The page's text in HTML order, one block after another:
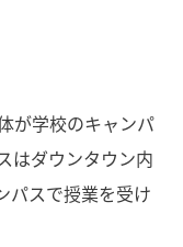
が学校のキャンパ
はダウンタウン内
パスで授業を受け